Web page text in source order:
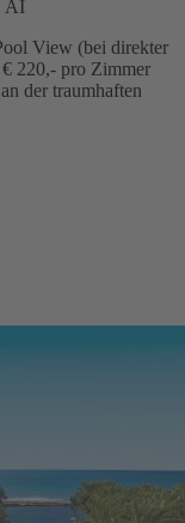
AI
View (bei direkter
220,- pro Zimmer
der traumhaften